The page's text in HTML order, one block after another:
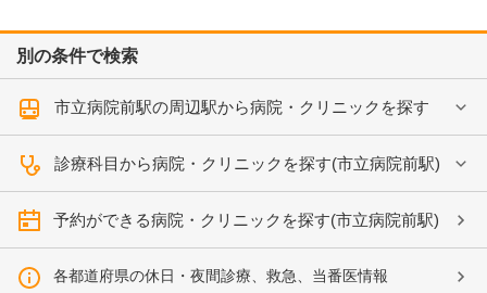
別の条件で検索
市立病院前駅の周辺駅から病院・クリニックを探す
診療科目から病院・クリニックを探す(市立病院前駅)
予約ができる病院・クリニックを探す(市立病院前駅)
各都道府県の休日・夜間診療、救急、当番医情報